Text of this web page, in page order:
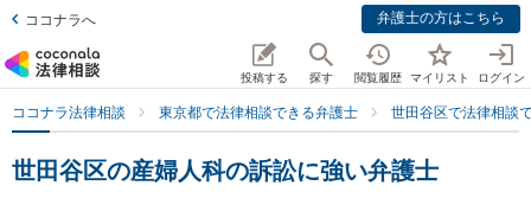
ココナラへ 弁護士の方はこちら
投稿する 探す 閲覧履歴 マイリスト ログイン
ココナラ法律相談 東京都で法律相談できる弁護士 世田谷区で法律相談
世田谷区の産婦人科の訴訟に強い弁護士